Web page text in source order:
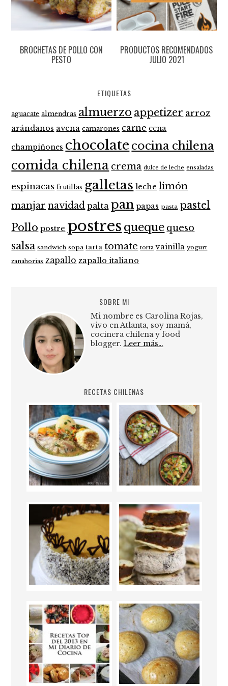
BROCHETAS DE POLLO CON
PESTO
PRODUCTOS RECOMENDADOS
JULIO 2021
ETIQUETAS
aguacate almendras almuerzo appetizer arroz
arándanos avena camarones carne cena
champiñones chocolate cocina chilena
comida chilena crema dulce de leche ensaladas
espinacas frutillas galletas leche limón
manjar navidad palta pan papas pasta pastel
Pollo postre postres queque queso
salsa sandwich sopa tarta tomate torta vainilla yogurt
zanahorias zapallo zapallo italiano
SOBRE MI
Mi nombre es Carolina Rojas,
vivo en Atlanta, soy mamá,
cocinera chilena y food
blogger. Leer más…
RECETAS CHILENAS